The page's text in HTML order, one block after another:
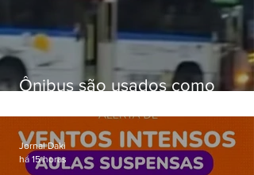
Ônibus são usados como
Gardênia Azul
Jornal Daki
há 15 horas